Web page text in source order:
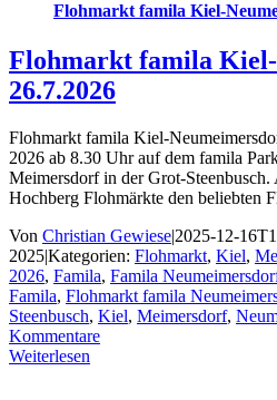
Flohmarkt famila Kiel-
Flohmarkt famila
26.7.2026
Flohmarkt famila Kiel-
2026 ab 8.30 Uhr auf dem famila
Meimersdorf in der Grot-
Hochberg Flohmärkte den beliebten
Von Christian Gewiese|2025-12-
2025|Kategorien: Flohmarkt, Kiel,
2026, Famila, Famila
Famila, Flohmarkt famila
Steenbusch, Kiel, Meimersdorf,
Kommentare
Weiterlesen